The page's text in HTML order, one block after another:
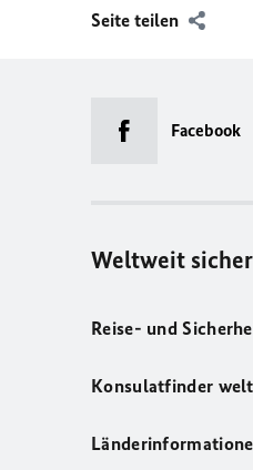
Seite teilen
Facebook
Weltweit
Reise- und
Konsulatfinder